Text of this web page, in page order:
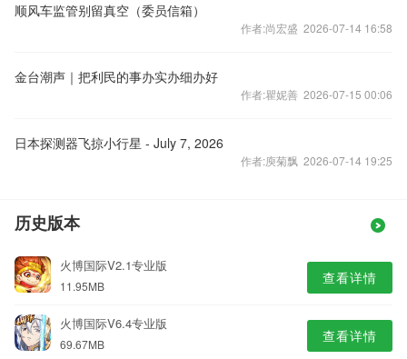
顺风车监管别留真空（委员信箱）
作者:尚宏盛 2026-07-14 16:58
金台潮声｜把利民的事办实办细办好
作者:瞿妮善 2026-07-15 00:06
日本探测器飞掠小行星 - July 7, 2026
作者:庾菊飘 2026-07-14 19:25
历史版本
火博国际V2.1专业版
11.95MB 查看详情
火博国际V6.4专业版
69.67MB 查看详情